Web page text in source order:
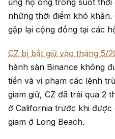
những thời điểm khó
gặp lại cộng đồng tại các
CZ bị bắt giữ vào tháng 5/
hành sàn Binance không
tiền và vi phạm các lệnh
giam giữ, CZ đã trải qua 2
ở California trước khi
giam ở Long Beach.